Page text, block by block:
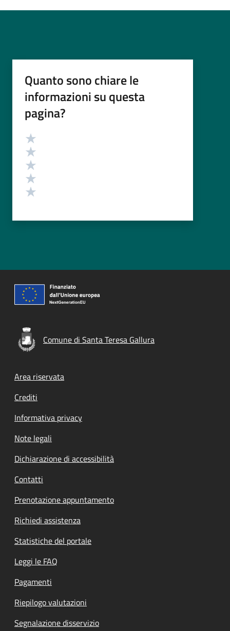
Quanto sono chiare le
informazioni su questa
pagina?
Valutazione
Comune di Santa Teresa Gallura
Footer menu
Area riservata
Crediti
Informativa privacy
Note legali
Dichiarazione di accessibilità
Contatti
Prenotazione appuntamento
Richiedi assistenza
Statistiche del portale
Leggi le FAQ
Pagamenti
Riepilogo valutazioni
Segnalazione disservizio